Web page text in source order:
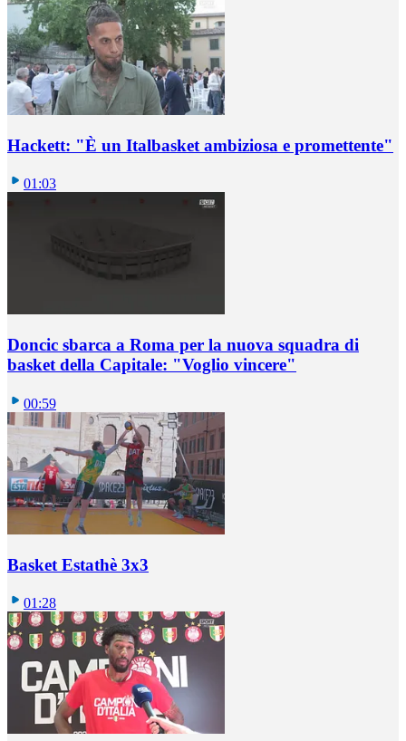
Hackett: "È un Italbasket ambiziosa e promettente"
01:03
Doncic sbarca a Roma per la nuova squadra di
basket della Capitale: "Voglio vincere"
00:59
Basket Estathè 3x3
01:28